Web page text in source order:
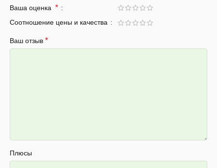
Ваша оценка *
Соотношение цены и качества
Ваш отзыв *
Плюсы